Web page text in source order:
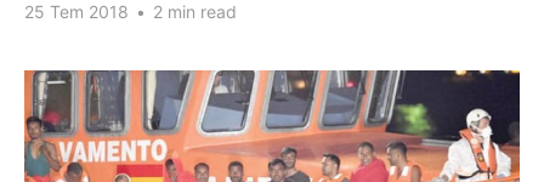
25 Tem 2018 • 2 min read